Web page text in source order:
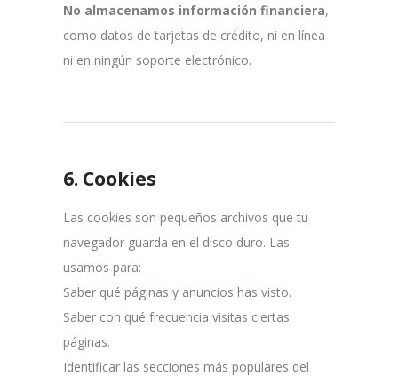
No almacenamos información financiera,
como datos de tarjetas de crédito, ni en línea
ni en ningún soporte electrónico.
6. Cookies
Las cookies son pequeños archivos que tu
navegador guarda en el disco duro. Las
usamos para:
Saber qué páginas y anuncios has visto.
Saber con qué frecuencia visitas ciertas
páginas.
Identificar las secciones más populares del